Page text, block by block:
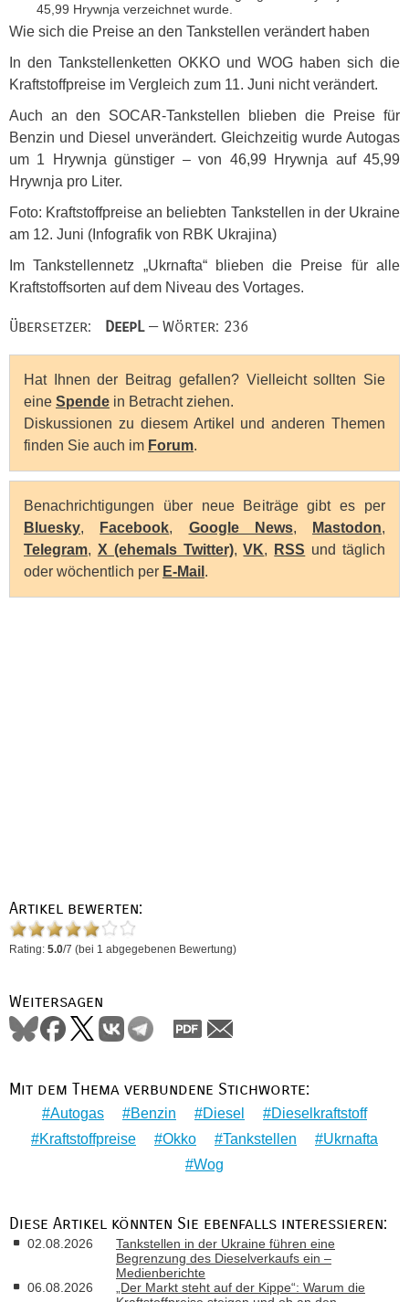
45,99 Hrywnja verzeichnet wurde.
Wie sich die Preise an den Tankstellen verändert haben
In den Tankstellenketten OKKO und WOG haben sich die
Kraftstoffpreise im Vergleich zum 11. Juni nicht verändert.
Auch an den SOCAR-Tankstellen blieben die Preise für
Benzin und Diesel unverändert. Gleichzeitig wurde Autogas
um 1 Hrywnja günstiger – von 46,99 Hrywnja auf 45,99
Hrywnja pro Liter.
Foto: Kraftstoffpreise an beliebten Tankstellen in der Ukraine
am 12. Juni (Infografik von RBK Ukrajina)
Im Tankstellennetz „Ukrnafta“ blieben die Preise für alle
Kraftstoffsorten auf dem Niveau des Vortages.
Übersetzer: DeepL— Wörter: 236
Hat Ihnen der Beitrag gefallen? Vielleicht sollten Sie
eine Spende in Betracht ziehen.
Diskussionen zu diesem Artikel und anderen Themen
finden Sie auch im Forum.
Benachrichtigungen über neue Beiträge gibt es per
Bluesky, Facebook, Google News, Mastodon,
Telegram, X (ehemals Twitter),VK, RSS und täglich
oder wöchentlich per E-Mail .
Artikel bewerten:
Rating: 5.0/7 (bei 1 abgegebenen Bewertung)
Weitersagen
Mit dem Thema verbundene Stichworte:
Autogas Benzin Diesel
Dieselkraftstoff
Kraftstoffpreise
Okko Tankstellen
Ukrnafta
Wog
Diese Artikel könnten Sie ebenfalls interessieren:
02.08.2026
Tankstellen in der Ukraine führen eine
Begrenzung des Dieselverkaufs ein –
Medienberichte
06.08.2026
„Der Markt steht auf der Kippe“: Warum die